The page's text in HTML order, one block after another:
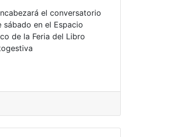
el conversatorio
sábado en el Espacio
de la Feria del Libro